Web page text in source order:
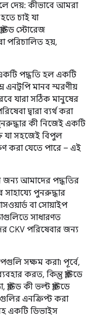
দেয়: কীভাবে আমরা
চাই যা
স্টোরেজ
পরিচালিত হয়,
পদ্ধতি হল একটি
এনট্রপি মানব স্মরণীয়
যারা সঠিক মানুষের
দ্বারা ব্যর্থ করা
কী নিজেই একটি
যা সহজেই বিপুল
করা যেতে পারে – এই
জন্য আমাদের পদ্ধতির
পুনরুদ্ধার
বা সোয়াইপ
সাধারণত
CKV পরিষেবার জন্য
সক্ষম করা৷ পূর্বে,
করত, কিন্তু ক্লাউডে
কী ভল্ট ক্লাউডে
এনক্রিপ্ট করা
একটি ডিভাইস